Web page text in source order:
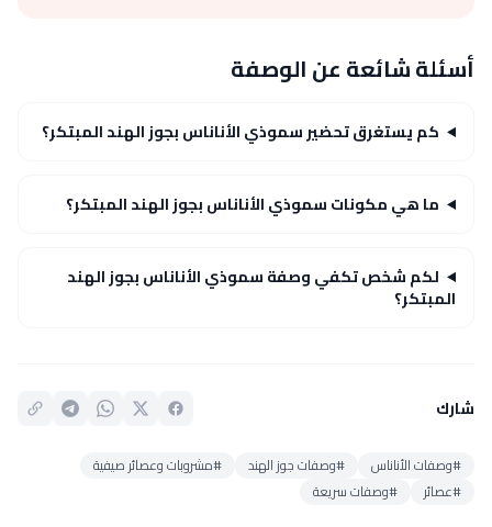
أسئلة شائعة عن الوصفة
كم يستغرق تحضير سموذي الأناناس بجوز الهند المبتكر؟
ما هي مكونات سموذي الأناناس بجوز الهند المبتكر؟
لكم شخص تكفي وصفة سموذي الأناناس بجوز الهند
المبتكر؟
شارك
#وصفات الأناناس #وصفات جوز الهند
#مشروبات وعصائر صيفية
#عصائر
#وصفات سريعة